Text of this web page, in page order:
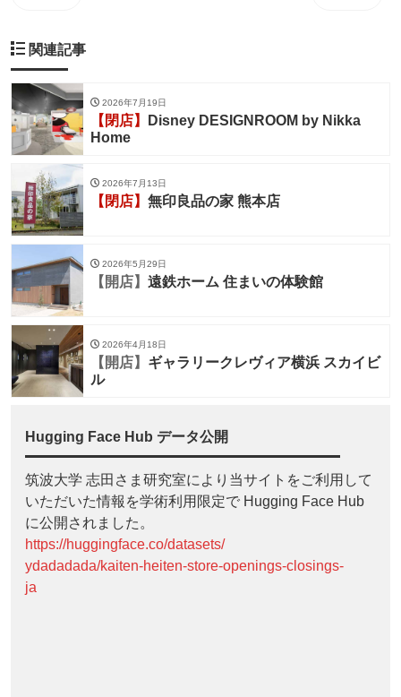
関連記事
2026年7月19日
【閉店】
Disney DESIGNROOM by Nikka
Home
2026年7月13日
【閉店】 無印良品の家 熊本店
2026年5月29日
【開店】 遠鉄ホーム 住まいの体験館
2026年4月18日
【開店】 ギャラリークレヴィア横浜 スカイビ
ル
Hugging Face Hub データ公開
筑波大学 志田さま研究室により当サイトをご利用して
いただいた情報を学術利用限定で Hugging Face Hub
に公開されました。
https://huggingface.co/datasets/
ydadadada/kaiten-heiten-store-openings-closings-
ja